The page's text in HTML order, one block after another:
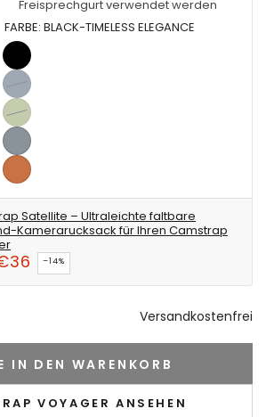
Freisprechgurt verwendet werden
FARBE: BLACK-TIMELESS ELEGANCE
Black-
Timeless
Elegance
Navy
-
Midnight
serenity
Variante
ausverkauft
oder
nicht
Sage
Harmonize
with
nature
Variante
ausverkauft
oder
nicht
verfügbar
Silver
Shine
with
sophistication
Terracotta
-
Connect
with
the
Satellite – Ultraleichte faltbare
Kamerarucksack für Ihren Camstrap
–14%
Versandkostenfrei
IN DEN WARENKORB
VOYAGER ANSEHEN